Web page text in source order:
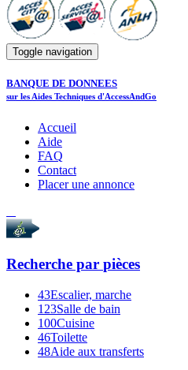
Toggle navigation
BANQUE DE DONNEES
sur les Aides Techniques d'AccessAndGo
Accueil
Aide
FAQ
Contact
Placer une annonce
Recherche par pièces
43Escalier, marche
123Salle de bain
100Cuisine
46Toilette
48Aide aux transferts